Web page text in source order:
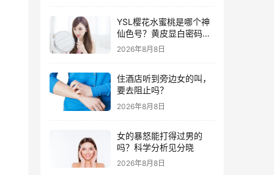
YSL樱花水蜜桃是哪个神
仙色号？黄皮显白密码全
解析
2026年8月8日
住酒店听到旁边女的叫，
要去阻止吗？
2026年8月8日
女的暴怒能打得过男的
吗？科学分析见分晓
2026年8月8日